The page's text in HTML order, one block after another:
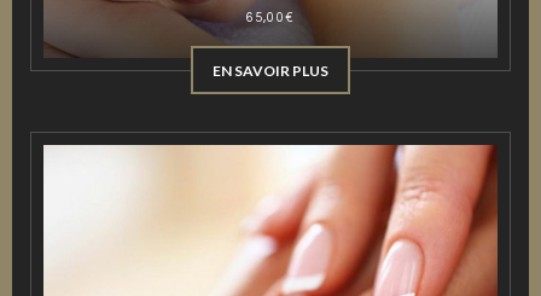
65,00€
EN SAVOIR PLUS